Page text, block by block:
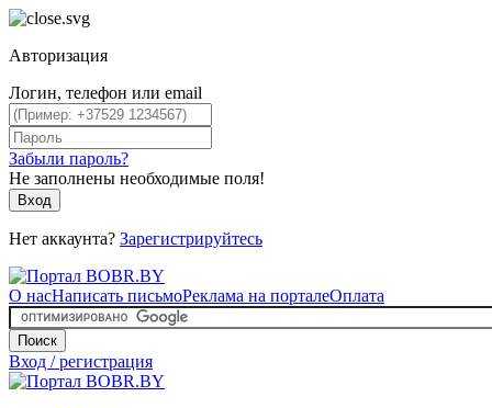
Авторизация
Логин, телефон или email
Забыли пароль?
Не заполнены необходимые поля!
Вход
Нет аккаунта? Зарегистрируйтесь
О насНаписать письмоРеклама на порталеОплата
Поиск
Вход / регистрация